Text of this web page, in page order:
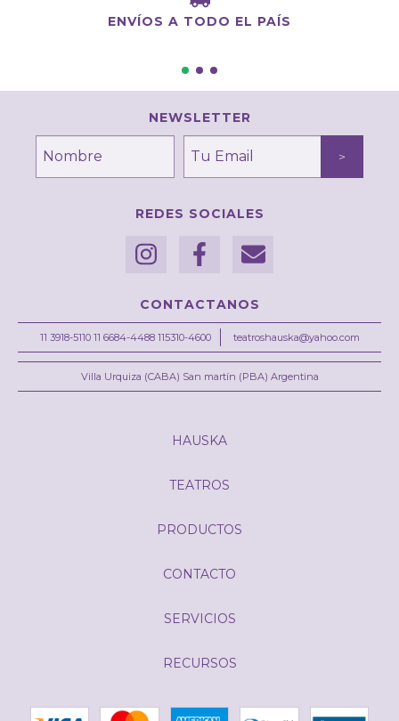
ENVÍOS A TODO EL PAÍS
NEWSLETTER
REDES SOCIALES
CONTACTANOS
11 3918-5110 11 6684-4488 115310-4600 teatroshauska@yahoo.com
Villa Urquiza (CABA) San martín (PBA) Argentina
HAUSKA
TEATROS
PRODUCTOS
CONTACTO
SERVICIOS
RECURSOS